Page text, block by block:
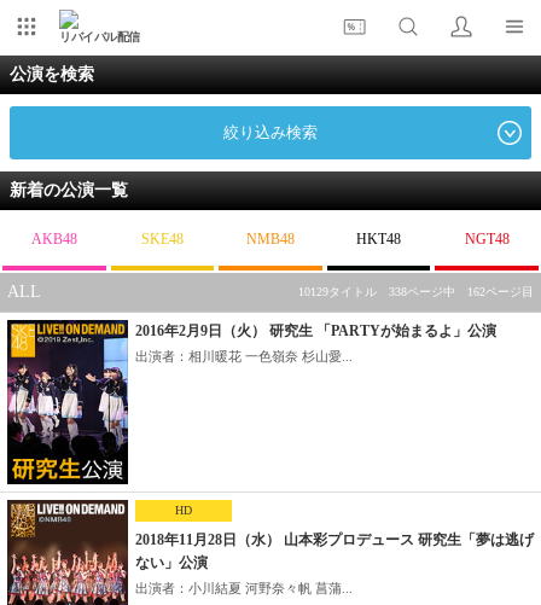
リバイバル配信
公演を検索
絞り込み検索
新着の公演一覧
AKB48 SKE48 NMB48 HKT48 NGT48
ALL 10129タイトル 338ページ中 162ページ目
2016年2月9日（火） 研究生 「PARTYが始まるよ」公演
出演者：相川暖花 一色嶺奈 杉山愛...
HD
2018年11月28日（水） 山本彩プロデュース 研究生「夢は逃げ
ない」公演
出演者：小川結夏 河野奈々帆 菖蒲...